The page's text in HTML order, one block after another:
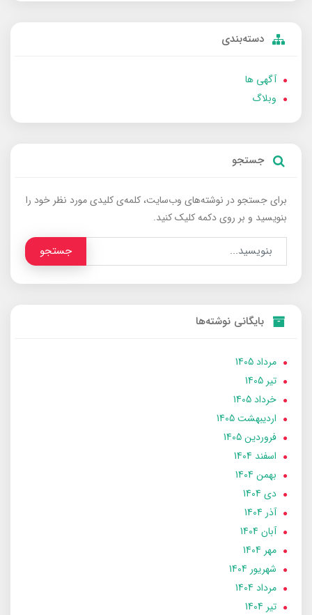
دسته‌بندی
آگهی ها
وبلاگ
جستجو
برای جستجو در نوشته‌های وب‌سایت، کلمه‌ی کلیدی مورد نظر خود را
بنویسید و بر روی دکمه کلیک کنید.
جستجو
بایگانی نوشته‌ها
مرداد 1405
تير 1405
خرداد 1405
ارديبهشت 1405
فروردین 1405
اسفند 1404
بهمن 1404
دی 1404
آذر 1404
آبان 1404
مهر 1404
شهریور 1404
مرداد 1404
تير 1404